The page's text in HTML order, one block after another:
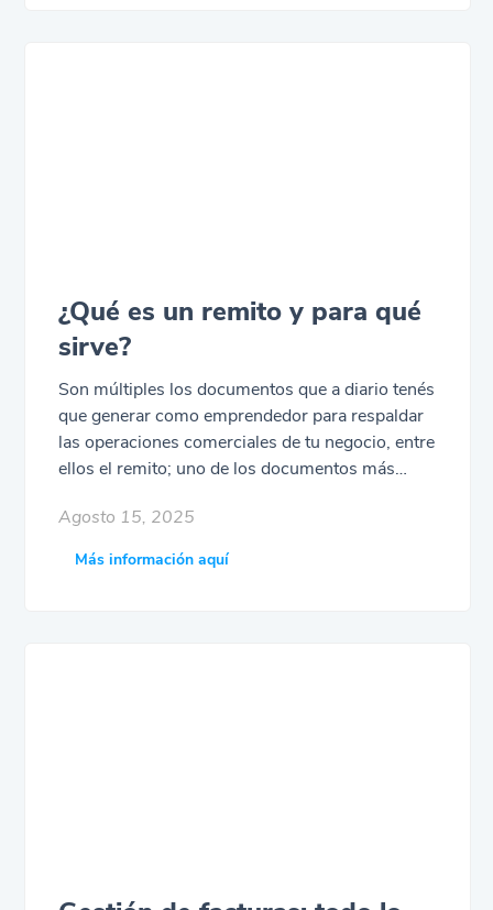
¿Qué es un remito y para qué
sirve?
Son múltiples los documentos que a diario tenés
que generar como emprendedor para respaldar
las operaciones comerciales de tu negocio, entre
ellos el remito; uno de los documentos más
mercaderías ante un cliente. Si aún desconocés
este concepto, entonces este artículo es para
vos: te enseñaremos qué es un remito y para
Agosto 15, 2025
Más información aquí